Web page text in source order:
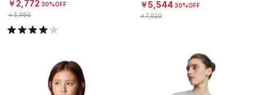
￥2,772 30%OFF
￥3,960
EN）
￥5,54430%OFF
￥7,920